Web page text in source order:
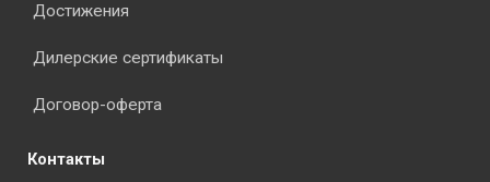
Достижения
Дилерские сертификаты
Договор-оферта
Контакты